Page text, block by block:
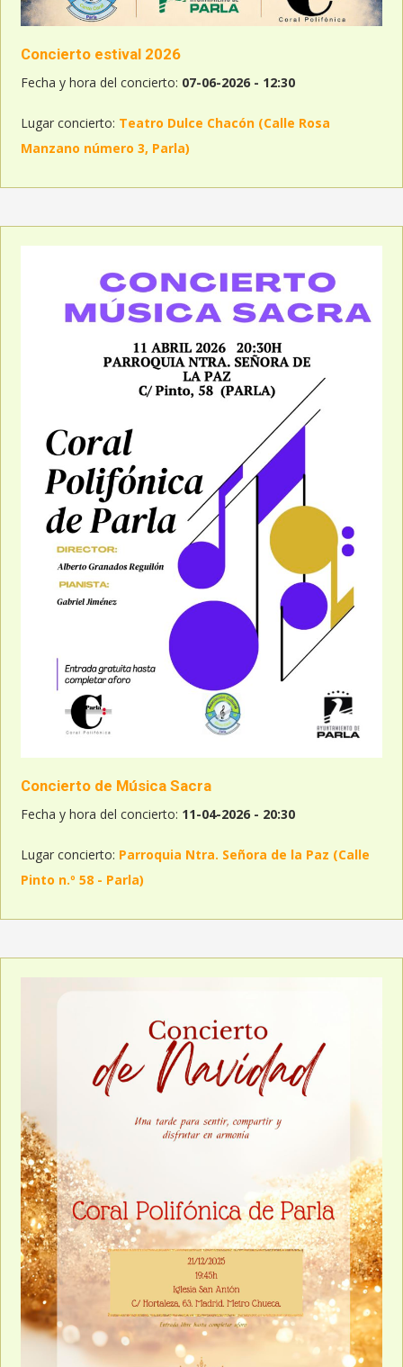
Concierto estival 2026
Fecha y hora del concierto: 07-06-2026 - 12:30
Lugar concierto: Teatro Dulce Chacón (Calle Rosa
Manzano número 3, Parla)
Concierto de Música Sacra
Fecha y hora del concierto: 11-04-2026 - 20:30
Lugar concierto: Parroquia Ntra. Señora de la Paz (Calle
Pinto n.º 58 - Parla)